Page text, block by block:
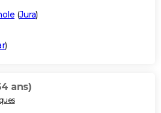
(Jura)
)
ans)